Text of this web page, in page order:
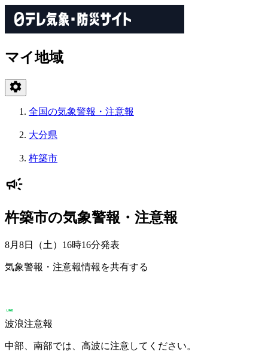
マイ地域
全国の気象警報・注意報
大分県
杵築市
杵築市の気象警報・注意報
8月8日（土）16時16分発表
気象警報・注意報情報を共有する
波浪注意報
中部、南部では、高波に注意してください。